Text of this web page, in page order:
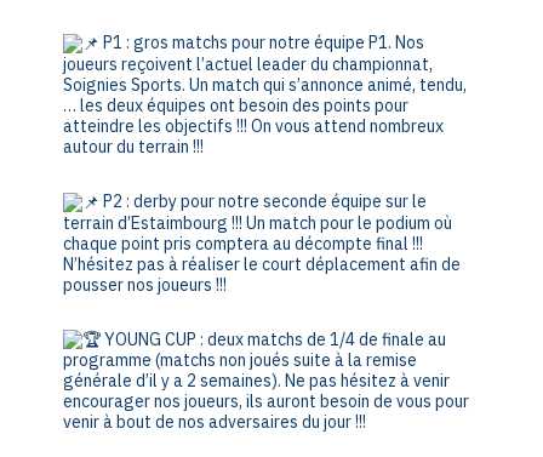
P1 : gros matchs pour notre équipe P1. Nos
joueurs reçoivent l’actuel leader du championnat,
Soignies Sports. Un match qui s’annonce animé, tendu,
… les deux équipes ont besoin des points pour
atteindre les objectifs !!! On vous attend nombreux
autour du terrain !!!
P2 : derby pour notre seconde équipe sur le
terrain d’Estaimbourg !!! Un match pour le podium où
chaque point pris comptera au décompte final !!!
N’hésitez pas à réaliser le court déplacement afin de
pousser nos joueurs !!!
YOUNG CUP : deux matchs de 1/4 de finale au
programme (matchs non joués suite à la remise
générale d’il y a 2 semaines). Ne pas hésitez à venir
encourager nos joueurs, ils auront besoin de vous pour
venir à bout de nos adversaires du jour !!!